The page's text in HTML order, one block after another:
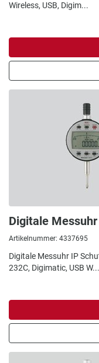
Wireless, USB, Digim...
Digitale
Artikelnummer: 4337695
Digitale Messuhr IP
232C, Digimatic, USB W...